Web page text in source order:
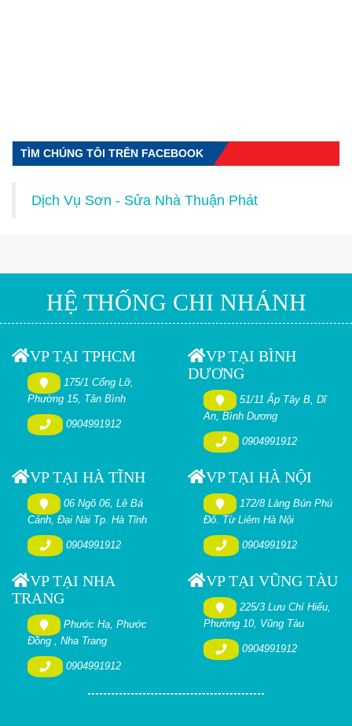
TÌM CHÚNG TÔI TRÊN FACEBOOK
Dịch Vụ Sơn - Sửa Nhà Thuận Phát
HỆ THỐNG CHI NHÁNH
VP TẠI TPHCM
175/1 Cống Lỡ,
Phường 15, Tân Bình
0904991912
VP TẠI BÌNH
DƯƠNG
51/11 Ấp Tây B, Dĩ
An, Bình Dương
0904991912
VP TẠI HÀ TĨNH
06 Ngõ 06, Lê Bá
Cảnh, Đại Nài Tp. Hà Tĩnh
0904991912
VP TẠI HÀ NỘI
172/8 Làng Bún Phú
Đô. Từ Liêm Hà Nội
0904991912
VP TẠI NHA
TRANG
Phước Hạ, Phước
Đồng , Nha Trang
0904991912
VP TẠI VŨNG TÀU
225/3 Lưu Chí Hiếu,
Phường 10, Vũng Tàu
0904991912